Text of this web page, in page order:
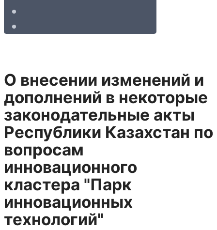
О внесении изменений и
дополнений в некоторые
законодательные акты
Республики Казахстан по
вопросам
инновационного
кластера "Парк
инновационных
технологий"